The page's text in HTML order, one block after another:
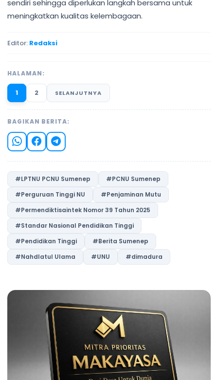
sendiri sehingga diperlukan langkah bersama untuk
meningkatkan kualitas kelembagaan.
Editor: Redaksi
HALAMAN:
1 2 SELANJUTNYA
BAGIKAN BERITA:
#LPTNU PCNU Sumenep
#PCNU Sumenep
#Perguruan Tinggi NU
#Penjaminan Mutu
#Permendiktisaintek Nomor 39 Tahun 2025
#Standar Nasional Pendidikan Tinggi
#Pendidikan Tinggi
#Berita Sumenep
#Nahdlatul Ulama
#UNU #dimadura